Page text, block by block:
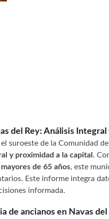
del Rey: Análisis
suroeste de la Comunidad
y proximidad a la capital .
de 65 años, este
Este informe integra
informada.
de ancianos en Navas del